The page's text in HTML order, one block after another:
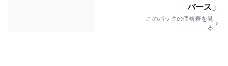
バース」
このパックの価格表を見
る